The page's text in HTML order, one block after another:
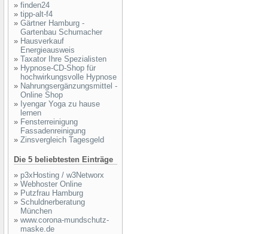
» finden24
» tipp-alt-f4
» Gärtner Hamburg -
Gartenbau Schumacher
» Hausverkauf
Energieausweis
» Taxator Ihre Spezialisten
» Hypnose-CD-Shop für
hochwirkungsvolle Hypnose
» Nahrungsergänzungsmittel -
Online Shop
» Iyengar Yoga zu hause
lernen
» Fensterreinigung
Fassadenreinigung
» Zinsvergleich Tagesgeld
Die 5 beliebtesten Einträge
» p3xHosting / w3Networx
» Webhoster Online
» Putzfrau Hamburg
» Schuldnerberatung
München
» www.corona-mundschutz-
maske.de